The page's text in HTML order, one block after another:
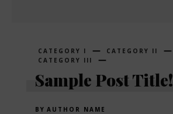
CATEGORY I
CATEGORY II
CATEGORY III
Sample Post Title!
BY AUTHOR NAME